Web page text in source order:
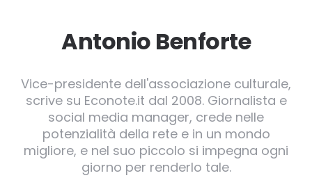
Antonio Benforte
Vice-presidente dell'associazione culturale,
scrive su Econote.it dal 2008. Giornalista e
social media manager, crede nelle
potenzialità della rete e in un mondo
migliore, e nel suo piccolo si impegna ogni
giorno per renderlo tale.